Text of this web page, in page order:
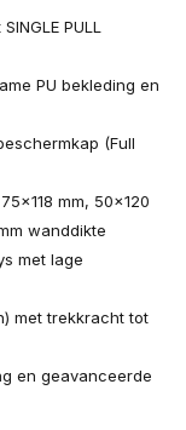
PULL
PU bekleding en
(Full
mm, 50x120
wanddikte
met lage
met trekkracht tot
en geavanceerde